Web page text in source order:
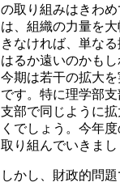
の取り組みはきわ
は、組織の力量を
きなければ、単な
はるか遠いのかも
今期は若干の拡大
です。特に理学部
支部で同じように
くでしょう。今年
取り組んでいきまし
しかし、財政的問